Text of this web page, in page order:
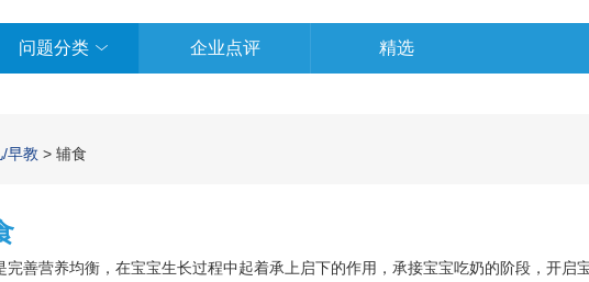
问题分类 企业点评 精选
早教 > 辅食
完善营养均衡，在宝宝生长过程中起着承上启下的作用，承接宝宝吃奶的阶段，开启